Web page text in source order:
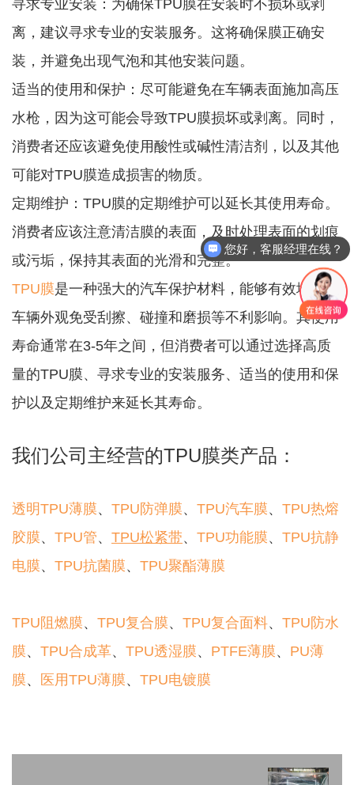
寻求专业安装：为确保TPU膜在安装时不损坏或剥
离，建议寻求专业的安装服务。这将确保膜正确安
装，并避免出现气泡和其他安装问题。
适当的使用和保护：尽可能避免在车辆表面施加高压
水枪，因为这可能会导致TPU膜损坏或剥离。同时，
消费者还应该避免使用酸性或碱性清洁剂，以及其他
可能对TPU膜造成损害的物质。
定期维护：TPU膜的定期维护可以延长其使用寿命。
消费者应该注意清洁膜的表面，及时处理表面的划痕
或污垢，保持其表面的光滑和完整。
TPU膜是一种强大的汽车保护材料，能够有效地保护
车辆外观免受刮擦、碰撞和磨损等不利影响。其使用
寿命通常在3-5年之间，但消费者可以通过选择高质
量的TPU膜、寻求专业的安装服务、适当的使用和保
护以及定期维护来延长其寿命。
我们公司主经营的TPU膜类产品：
透明TPU薄膜、 TPU防弹膜、 TPU汽车膜、 TPU热熔
胶膜、 TPU管、 TPU松紧带、 TPU功能膜、 TPU抗静
电膜、 TPU抗菌膜、 TPU聚酯薄膜
TPU阻燃膜、 TPU复合膜、 TPU复合面料、 TPU防水
膜、 TPU合成革、 TPU透湿膜、 PTFE薄膜、 PU薄
膜、 医用TPU薄膜、 TPU电镀膜
您好，客服经理在线？